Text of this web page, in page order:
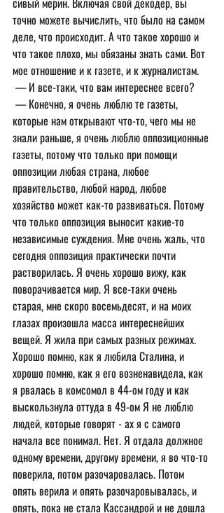
точно можете вычислить, что было на самом
деле, что происходит. А что такое хорошо и
что такое плохо, мы обязаны знать сами. Вот
мое отношение и к газете, и к журналистам.
— И все-таки, что вам интереснее всего?
— Конечно, я очень люблю те газеты,
которые нам открывают что-то, чего мы не
знали раньше, я очень люблю оппозиционные
газеты, потому что только при помощи
оппозиции любая страна, любое
правительство, любой народ, любое
хозяйство может как-то развиваться. Потому
что только оппозиция выносит какие-то
независимые суждения. Мне очень жаль, что
сегодня оппозиция практически почти
растворилась. Я очень хорошо вижу, как
поворачивается мир. Я все-таки очень
старая, мне скоро восемьдесят, и на моих
глазах произошла масса интереснейших
вещей. Я жила при самых разных режимах.
Хорошо помню, как я любила Сталина, и
хорошо помню, как я его возненавидела, как
я рвалась в комсомол в 44-ом году и как
выскользнула оттуда в 49-ом Я не люблю
людей, которые говорят - ах я с самого
начала все понимал. Нет. Я отдала должное
одному времени, другому времени, я во что-то
поверила, потом разочаровалась. Потом
опять верила и опять разочаровывалась, и
опять, пока не стала Кассандрой и не дошла